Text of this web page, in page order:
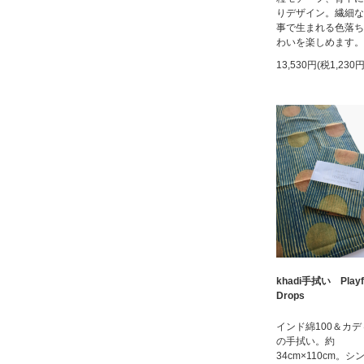
りデザイン。繊細
事で生まれる色落
わいを楽しめます。
13,530円(税1,230
khadi手拭い
Drops
インド綿100＆カデ
の手拭い。約
34cm×110cm。シ